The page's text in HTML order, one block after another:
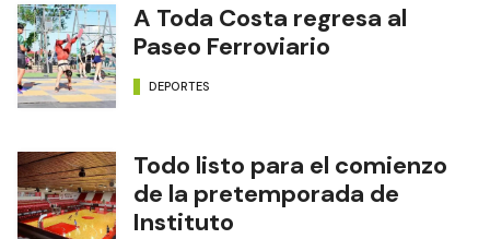
A Toda Costa regresa al
Paseo Ferroviario
DEPORTES
Todo listo para el comienzo
de la pretemporada de
Instituto